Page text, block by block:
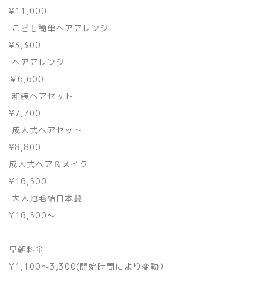
¥11,000
こども簡単ヘアアレンジ
¥3,300
ヘアアレンジ
￥6,600
和装ヘアセット
¥7,700
成人式ヘアセット
¥8,800
成人式ヘア＆メイク
¥16,500
大人地毛結日本髪
¥16,500〜
早朝料金
¥1,100〜3,300(開始時間により変動）